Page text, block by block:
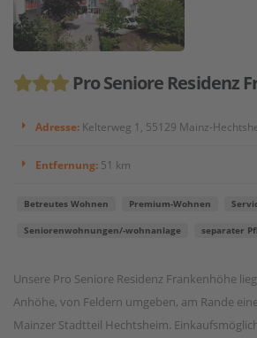
Pro Seniore Residenz
Adresse: Kelterweg 1, 55129 Mainz-
Entfernung: 51 km
Betreutes Wohnen Premium-Wohnen
Seniorenwohnungen/-wohnanlage separater
Unsere Pro Seniore Residenz Frankenhöhe
Anhöhe, von Feldern umgeben, am Rande
Mainzer Stadtteil Hechtsheim.